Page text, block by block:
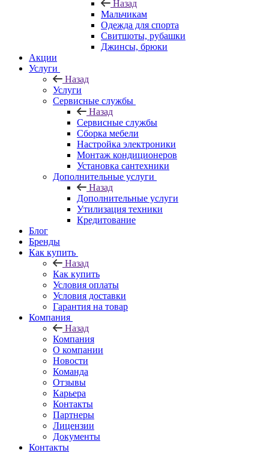
Назад
Мальчикам
Одежда для спорта
Свитшоты, рубашки
Джинсы, брюки
Акции
Услуги
Назад
Услуги
Сервисные службы
Назад
Сервисные службы
Сборка мебели
Настройка электроники
Монтаж кондиционеров
Установка сантехники
Дополнительные услуги
Назад
Дополнительные услуги
Утилизация техники
Кредитование
Блог
Бренды
Как купить
Назад
Как купить
Условия оплаты
Условия доставки
Гарантия на товар
Компания
Назад
Компания
О компании
Новости
Команда
Отзывы
Карьера
Контакты
Партнеры
Лицензии
Документы
Контакты